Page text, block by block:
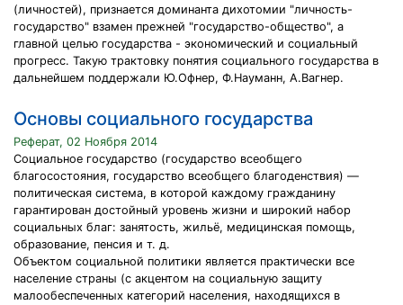
(личностей), признается доминанта дихотомии "личность-
государство" взамен прежней "государство-общество", а
главной целью государства - экономический и социальный
прогресс. Такую трактовку понятия социального государства в
дальнейшем поддержали Ю.Офнер, Ф.Науманн, А.Вагнер.
Основы социального государства
Реферат, 02 Ноября 2014
Социальное государство (государство всеобщего
благосостояния, государство всеобщего благоденствия) —
политическая система, в которой каждому гражданину
гарантирован достойный уровень жизни и широкий набор
социальных благ: занятость, жильё, медицинская помощь,
образование, пенсия и т. д.
Объектом социальной политики является практически все
население страны (с акцентом на социальную защиту
малообеспеченных категорий населения, находящихся в